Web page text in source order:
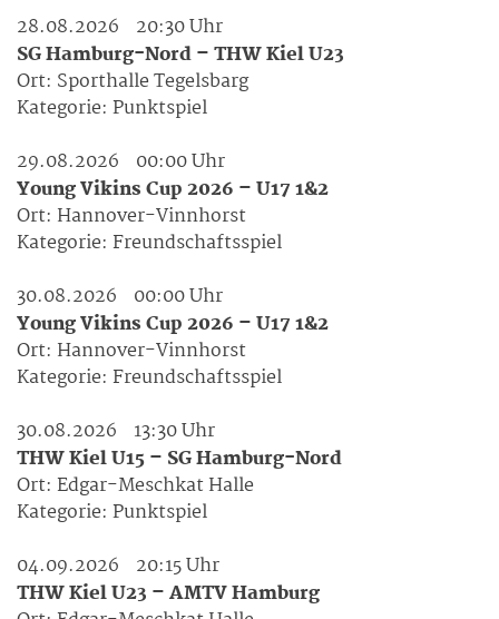
28.08.2026
20:30 Uhr
SG Hamburg-Nord – THW Kiel U23
Ort: Sporthalle Tegelsbarg
Kategorie: Punktspiel
29.08.2026
00:00 Uhr
Young Vikins Cup 2026 – U17 1&2
Ort: Hannover-Vinnhorst
Kategorie: Freundschaftsspiel
30.08.2026
00:00 Uhr
Young Vikins Cup 2026 – U17 1&2
Ort: Hannover-Vinnhorst
Kategorie: Freundschaftsspiel
30.08.2026
13:30 Uhr
THW Kiel U15 – SG Hamburg-Nord
Ort: Edgar-Meschkat Halle
Kategorie: Punktspiel
04.09.2026
20:15 Uhr
THW Kiel U23 – AMTV Hamburg